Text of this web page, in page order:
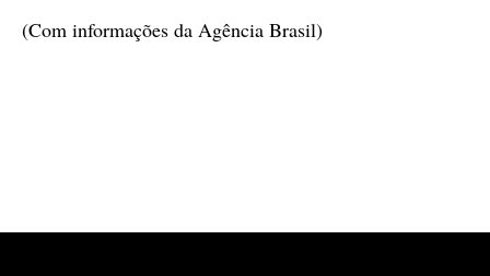
(Com informações da Agência Brasil)